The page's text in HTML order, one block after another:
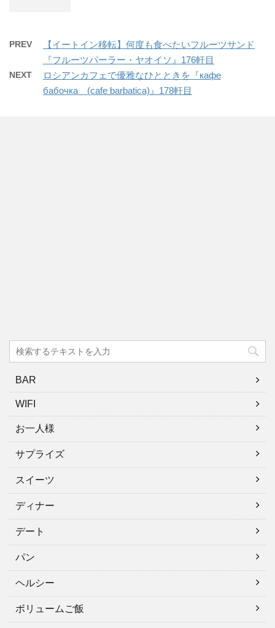
PREV
【イートイン移転】何度も食べたいフルーツサンド
『フルーツパーラー・ヤオイソ』176軒目
NEXT
ロシアンカフェで優雅なひとときを『кафе
бабочка (cafe barbatica)』178軒目
BAR
WIFI
お一人様
サプライズ
スイーツ
ディナー
デート
パン
ヘルシー
ボリュームご飯